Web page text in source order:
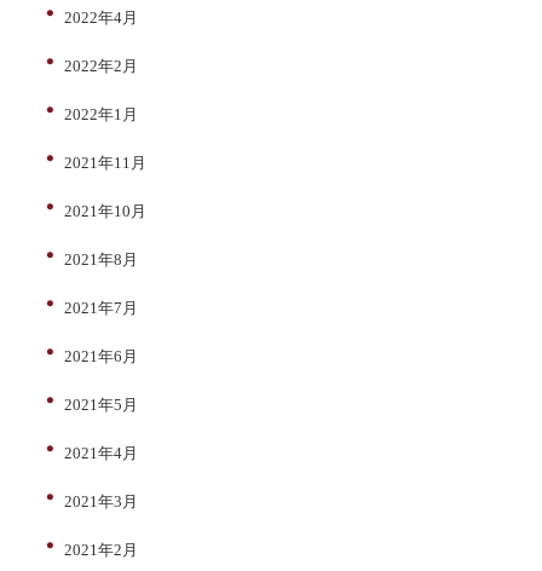
2022年4月
2022年2月
2022年1月
2021年11月
2021年10月
2021年8月
2021年7月
2021年6月
2021年5月
2021年4月
2021年3月
2021年2月